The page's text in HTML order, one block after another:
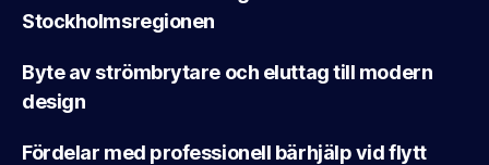
Stockholmsregionen
Byte av strömbrytare och eluttag till modern
design
Fördelar med professionell bärhjälp vid flytt